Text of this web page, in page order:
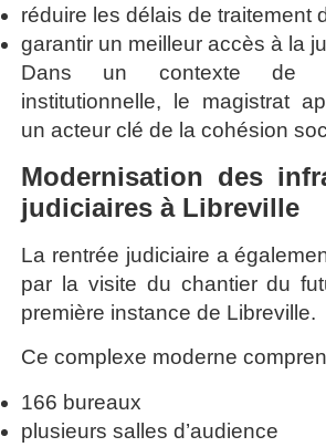
réduire les délais de traitement
garantir un meilleur accès à la
Dans un contexte de
institutionnelle, le magistrat
un acteur clé de la cohésion
Modernisation des
judiciaires à Libreville
La rentrée judiciaire a
par la visite du chantier du
première instance de Libreville.
Ce complexe moderne
166 bureaux
plusieurs salles d’audience